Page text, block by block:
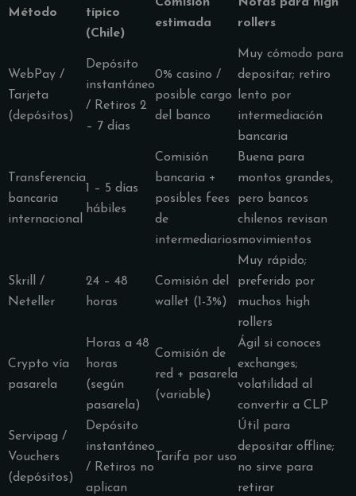
Método
típico
(Chile)
Comisión
estimada
Notas para high
rollers
WebPay /
Tarjeta
(depósitos)
Depósito
instantáneo
/ Retiros 2
– 7 días
0% casino /
posible cargo
del banco
Muy cómodo para
depositar; retiro
lento por
intermediación
bancaria
Transferencia
bancaria
internacional
1 – 5 días
hábiles
Comisión
bancaria +
posibles fees
de
intermediarios
Buena para
montos grandes,
pero bancos
chilenos revisan
movimientos
Skrill /
Neteller
24 – 48
horas
Comisión del
wallet (1-3%)
Muy rápido;
preferido por
muchos high
rollers
Crypto vía
pasarela
Horas a 48
horas
(según
pasarela)
Comisión de
red + pasarela
(variable)
Ágil si conoces
exchanges;
volatilidad al
convertir a CLP
Servipag /
Vouchers
(depósitos)
Depósito
instantáneo
/ Retiros no
aplican
Tarifa por uso
Útil para
depositar offline;
no sirve para
retirar